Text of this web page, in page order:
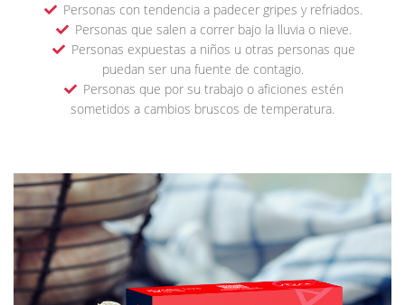
Personas con tendencia a padecer gripes y refriados.
Personas que salen a correr bajo la lluvia o nieve.
Personas expuestas a niños u otras personas que
puedan ser una fuente de contagio.
Personas que por su trabajo o aficiones estén
sometidos a cambios bruscos de temperatura.